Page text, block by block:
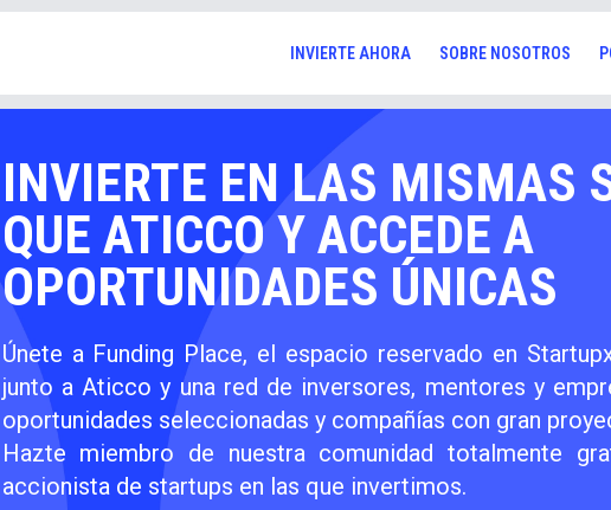
INVIERTE AHORA SOBRE NOSOTROS
INVIERTE EN LAS MISMAS
QUE ATICCO Y ACCEDE A
OPORTUNIDADES ÚNICAS
Únete a Funding Place, el espacio reservado en
junto a Aticco y una red de inversores, mentores y
oportunidades seleccionadas y compañías con gran
Hazte miembro de nuestra comunidad totalmente
accionista de startups en las que invertimos.